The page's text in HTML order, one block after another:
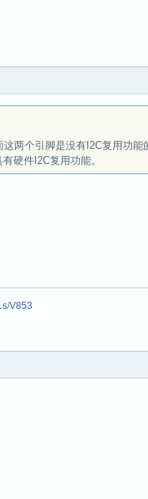
两个引脚是没有I2C复用功能
硬件I2C复用功能。
/V853